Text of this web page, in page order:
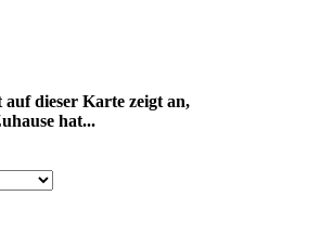
dieser Karte zeigt an,
hat...